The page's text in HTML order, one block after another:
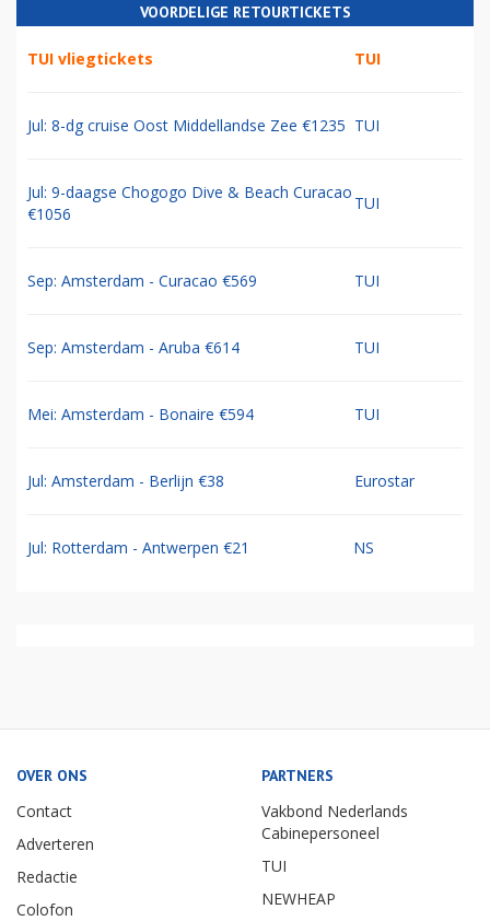
VOORDELIGE RETOURTICKETS
TUI vliegtickets TUI
Jul: 8-dg cruise Oost Middellandse Zee €1235 TUI
Jul: 9-daagse Chogogo Dive & Beach Curacao
€1056
TUI
Sep: Amsterdam - Curacao €569 TUI
Sep: Amsterdam - Aruba €614 TUI
Mei: Amsterdam - Bonaire €594 TUI
Jul: Amsterdam - Berlijn €38 Eurostar
Jul: Rotterdam - Antwerpen €21 NS
OVER ONS
Contact
Adverteren
Redactie
Colofon
PARTNERS
Vakbond Nederlands
Cabinepersoneel
TUI
NEWHEAP